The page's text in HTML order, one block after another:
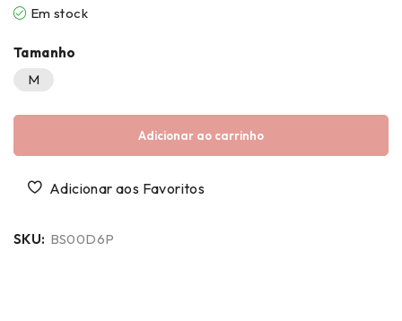
Em stock
Tamanho
M
Adicionar ao carrinho
SKU: BS00D6P